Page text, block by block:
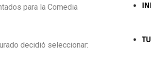
para la Comedia
decidió seleccionar: